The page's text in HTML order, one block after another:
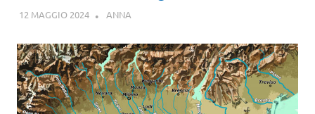
12 MAGGIO 2024 ANNA